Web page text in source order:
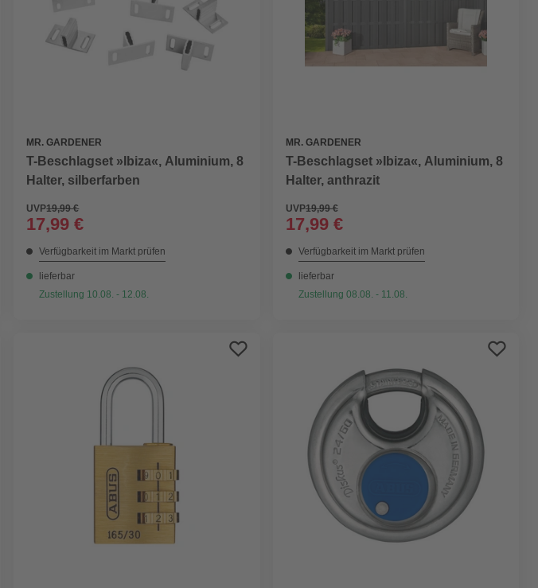
MR. GARDENER
T-Beschlagset »Ibiza«, Aluminium, 8
Halter, silberfarben
UVP19,99 €
17,99 €
Verfügbarkeit im Markt prüfen
lieferbar
Zustellung 10.08. - 12.08.
MR. GARDENER
T-Beschlagset »Ibiza«, Aluminium, 8
Halter, anthrazit
UVP19,99 €
17,99 €
Verfügbarkeit im Markt prüfen
lieferbar
Zustellung 08.08. - 11.08.